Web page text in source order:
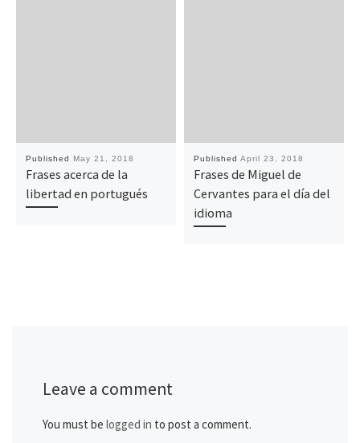
Published May 21, 2018
Frases acerca de la
libertad en portugués
Published April 23, 2018
Frases de Miguel de
Cervantes para el día del
idioma
Leave a comment
You must be logged in to post a comment.